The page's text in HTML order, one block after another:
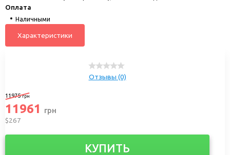
Оплата
Наличными
Характеристики
Отзывы (0)
11975грн
11961 грн
$267
КУПИТЬ